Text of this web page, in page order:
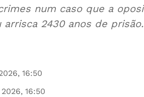
arrisca 2430 anos de prisão.
16:50
16:50